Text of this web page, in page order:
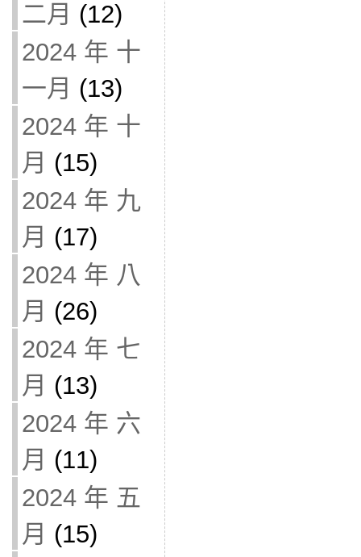
二月 (12)
2024 年 十
一月 (13)
2024 年 十
月 (15)
2024 年 九
月 (17)
2024 年 八
月 (26)
2024 年 七
月 (13)
2024 年 六
月 (11)
2024 年 五
月 (15)